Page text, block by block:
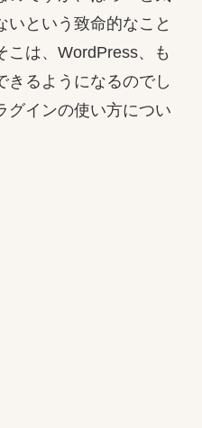
いという致命的なこと
こは、WordPress、も
きるようになるのでし
グインの使い方につい